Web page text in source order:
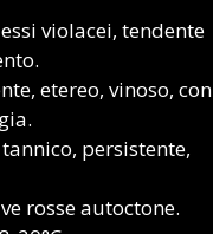
violacei, tendente
etereo, vinoso, con
persistente,
rosse autoctone.